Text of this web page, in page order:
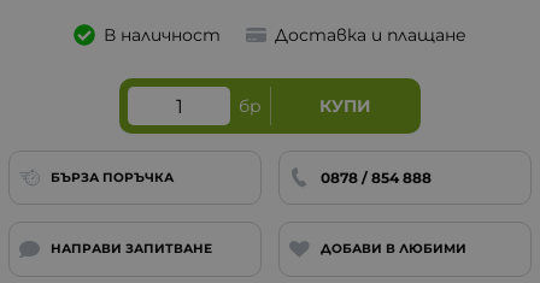
В наличност Доставка и плащане
бр КУПИ
БЪРЗА ПОРЪЧКА 0878 / 854 888
НАПРАВИ ЗАПИТВАНЕ ДОБАВИ В ЛЮБИМИ